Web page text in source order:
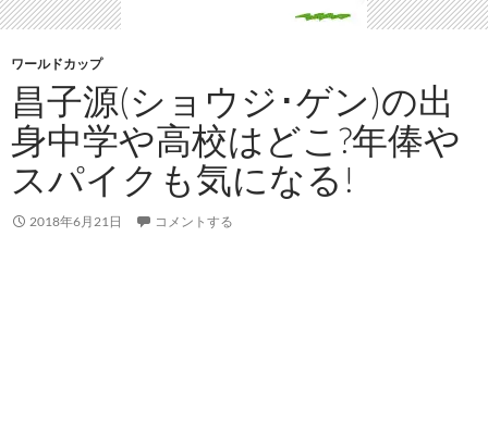
ワールドカップ
昌子源(ショウジ･ゲン)の出
身中学や高校はどこ?年俸や
スパイクも気になる!
2018年6月21日 コメントする